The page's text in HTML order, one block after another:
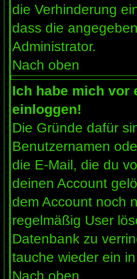
die Verhinderung
dass die
Administrator.
Nach oben
Ich habe mich vor
einloggen!
Die Gründe dafür
Benutzernamen
die E-Mail, die du
deinen Account
dem Account noch
regelmäßig User
Datenbank zu
tauche wieder ein
Nach oben